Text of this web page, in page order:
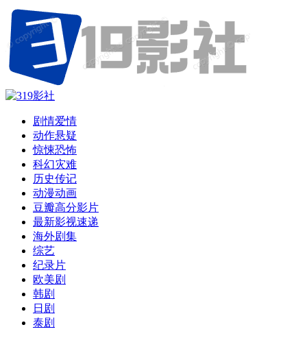
剧情爱情
动作悬疑
惊悚恐怖
科幻灾难
历史传记
动漫动画
豆瓣高分影片
最新影视速递
海外剧集
综艺
纪录片
欧美剧
韩剧
日剧
泰剧